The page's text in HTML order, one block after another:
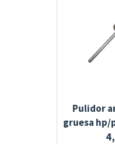
Pulidor
gruesa